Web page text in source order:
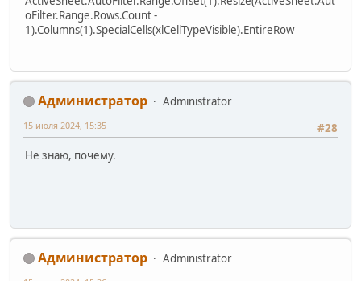
oFilter.Range.Rows.Count -
1).Columns(1).SpecialCells(xlCellTypeVisible).EntireRow
Администратор
Administrator
#28
15 июля 2024, 15:35
Не знаю, почему.
Администратор
Administrator